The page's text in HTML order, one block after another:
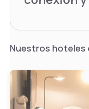
Nuestros hoteles